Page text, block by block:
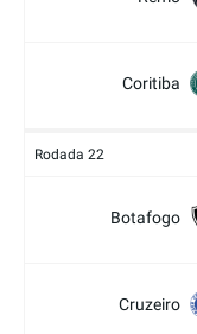
Coritiba
Rodada 22
Botafogo
Cruzeiro